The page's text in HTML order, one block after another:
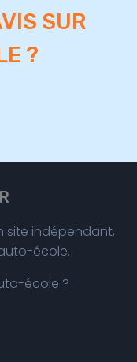
SUR
?
site indépendant,
école.
école ?